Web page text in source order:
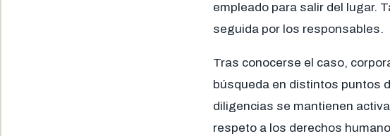
empleado para salir del lugar.
seguida por los responsables.
Tras conocerse el caso,
búsqueda en distintos puntos
diligencias se mantienen
respeto a los derechos